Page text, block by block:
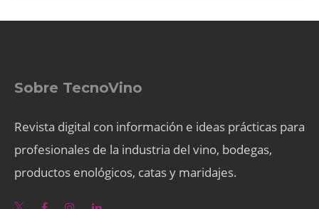
Sobre TecnoVino
Revista digital con información e ideas prácticas para
profesionales de la industria del vino, bodegas,
productos enológicos, catas y maridajes.